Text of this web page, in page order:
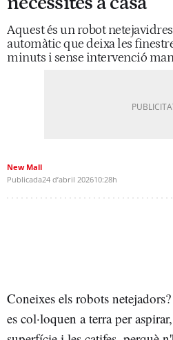
Aquest és un robot
automàtic que deixa les
minuts i sense intervenció
New Mall
Publicada24 d’abril 202610:28h
Coneixes els robots
es col·loquen a terra per